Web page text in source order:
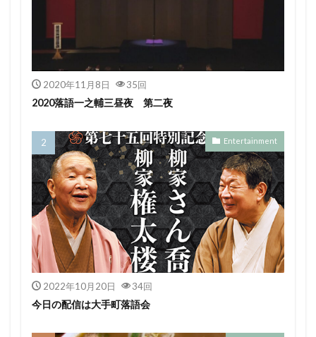
2020年11月8日 35回
2020落語一之輔三昼夜 第二夜
Entertainment
2022年10月20日 34回
今日の配信は大手町落語会